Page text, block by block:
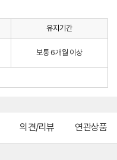
유지기간
보통 6개월 이상
의견/리뷰 연관상품